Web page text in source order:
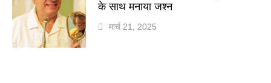
के साथ मनाया जश्न
मार्च 21, 2025